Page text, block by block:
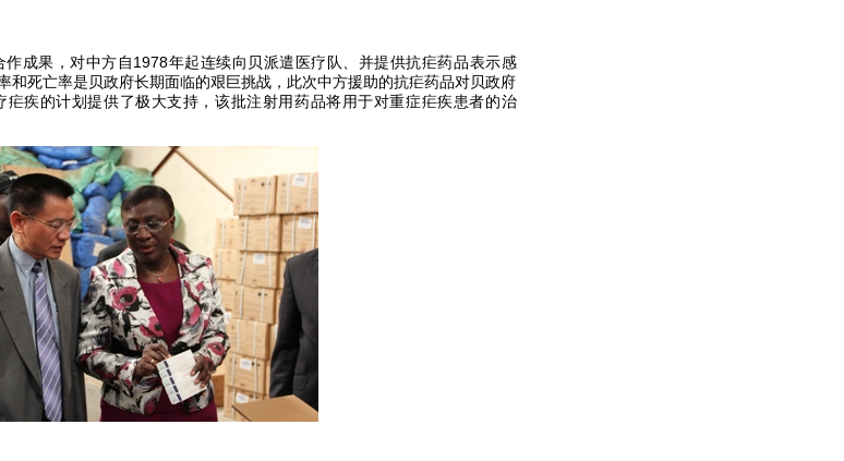
成果，对中方自1978年起连续向贝派遣医疗队、并提供抗疟药品表示感
和死亡率是贝政府长期面临的艰巨挑战，此次中方援助的抗疟药品对贝政府
疾的计划提供了极大支持，该批注射用药品将用于对重症疟疾患者的治